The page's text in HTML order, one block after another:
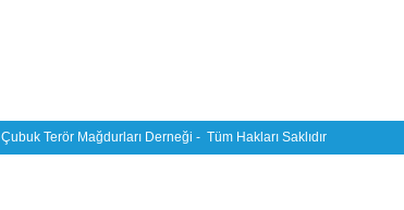
Çubuk Terör Mağdurları Derneği - Tüm Hakları Saklıdır